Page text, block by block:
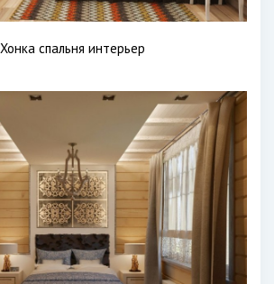
Хонка спальня интерьер